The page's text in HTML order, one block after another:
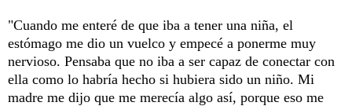
"Cuando me enteré de que iba a tener una niña, el
estómago me dio un vuelco y empecé a ponerme muy
nervioso. Pensaba que no iba a ser capaz de conectar con
ella como lo habría hecho si hubiera sido un niño. Mi
madre me dijo que me merecía algo así, porque eso me